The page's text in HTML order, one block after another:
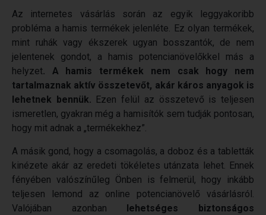
Az internetes vásárlás során az egyik leggyakoribb
probléma a hamis termékek jelenléte. Ez olyan termékek,
mint ruhák vagy ékszerek ugyan bosszantók, de nem
jelentenek gondot, a hamis potencianövelőkkel más a
helyzet. A hamis termékek nem csak hogy nem
tartalmaznak aktív összetevőt, akár káros anyagok is
lehetnek bennük. Ezen felül az összetevő is teljesen
ismeretlen, gyakran még a hamisítók sem tudják pontosan,
hogy mit adnak a „termékekhez”.
A másik gond, hogy a csomagolás, a doboz és a tabletták
kinézete akár az eredeti tökéletes utánzata lehet. Ennek
fényében valószínűleg Önben is felmerül, hogy inkább
teljesen lemond az online potencianövelő vásárlásról.
Valójában azonban lehetséges biztonságos